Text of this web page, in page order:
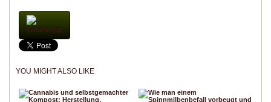
WhatsApp
YOU MIGHT ALSO LIKE